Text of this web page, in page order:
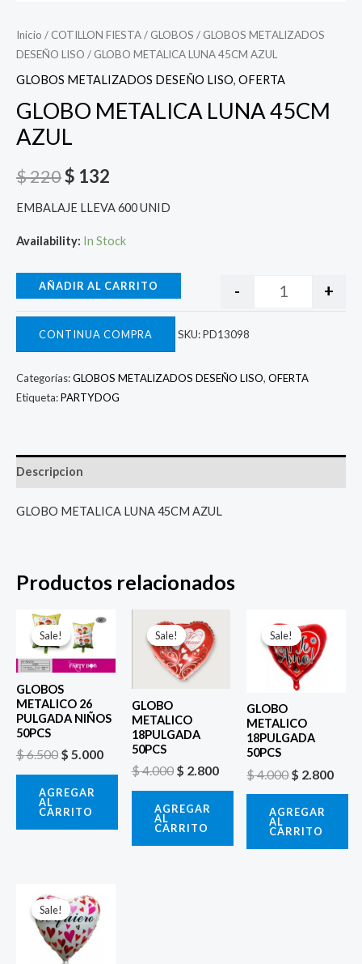
Inicio / COTILLON FIESTA/ GLOBOS / GLOBOS METALIZADOS
DESEÑO LISO / GLOBO METALICA LUNA 45CM AZUL
GLOBOS METALIZADOS DESEÑO LISO, OFERTA
GLOBO METALICA LUNA 45CM
AZUL
$220$ 132
EMBALAJE LLEVA 600 UNID
Availability: In Stock
- +
AÑADIR AL CARRITO
CONTINUA COMPRA SKU:PD13098
Categorías:GLOBOS METALIZADOS DESEÑO LISO, OFERTA
Etiqueta:PARTYDOG
Descripcion
GLOBO METALICA LUNA 45CM AZUL
Productos relacionados
Sale!
Sale!
GLOBOS
METALICO 26
PULGADA NIÑOS
50PCS
$6.500
El
precio
original
era:
$ 5.000
El
AGREGAR
AL
CARRITO
Sale!
Sale!
GLOBO
METALICO
18PULGADA
50PCS
$4.000
precio
original
era:
$ 4.000.
$ 2.800
AGREGAR
AL
CARRITO
Sale!
Sale!
GLOBO
METALICO
18PULGADA
50PCS
$4.000
precio
original
era:
$ 4.000.
$ 2.800
AGREGAR
AL
CARRITO
Sale!
Sale!precio
original
era:
$ 4.000.